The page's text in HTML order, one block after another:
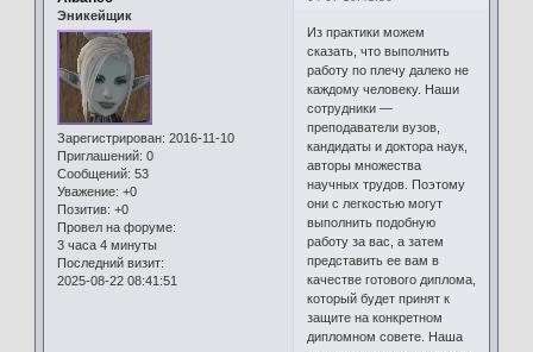
Эникейщик
Зарегистрирован: 2016-11-10
Приглашений: 0
Сообщений: 53
Уважение: +0
Позитив: +0
Провел на форуме:
3 часа 4 минуты
Последний визит:
2025-08-22 08:41:51
Из практики можем
сказать, что выполнить
работу по плечу далеко не
каждому человеку. Наши
сотрудники —
преподаватели вузов,
кандидаты и доктора наук,
авторы множества
научных трудов. Поэтому
они с легкостью могут
выполнить подобную
работу за вас, а затем
представить ее вам в
качестве готового диплома,
который будет принят к
защите на конкретном
дипломном совете. Наша